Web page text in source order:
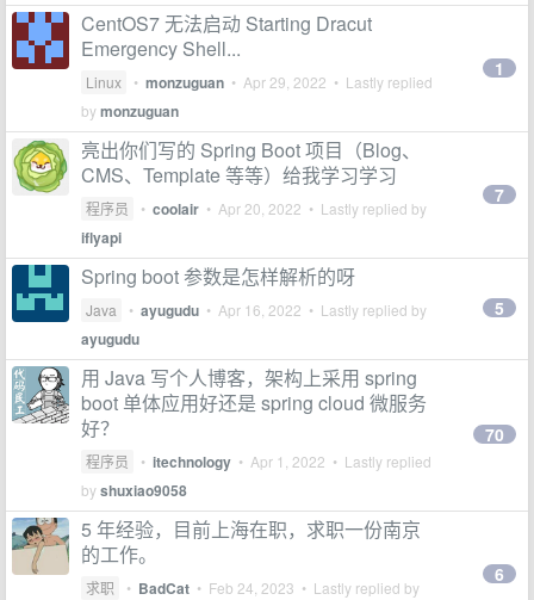
CentOS7 无法启动 Starting Dracut
Emergency Shell...
Linux • monzuguan • Apr 29, 2022 • Lastly replied
bymonzuguan
1
亮出你们写的 Spring Boot 项目（Blog、
CMS、Template 等等）给我学习学习
程序员 • coolair • Apr 20, 2022 • Lastly replied by
iflyapi
7
Spring boot 参数是怎样解析的呀
Java • ayugudu • Apr 16, 2022 • Lastly replied by
ayugudu
5
用 Java 写个人博客，架构上采用 spring
boot 单体应用好还是 spring cloud 微服务
好？
程序员 • itechnology • Apr 1, 2022 • Lastly replied
byshuxiao9058
70
5 年经验，目前上海在职，求职一份南京
的工作。
求职 • BadCat • Feb 24, 2023 • Lastly replied by
6